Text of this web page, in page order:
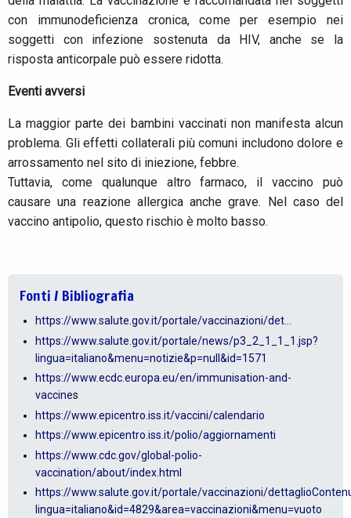
con immunodeficienza cronica, come per esempio nei
soggetti con infezione sostenuta da HIV, anche se la
risposta anticorpale può essere ridotta.
Eventi avversi
La maggior parte dei bambini vaccinati non manifesta alcun
problema. Gli effetti collaterali più comuni includono dolore e
arrossamento nel sito di iniezione, febbre.
Tuttavia, come qualunque altro farmaco, il vaccino può
causare una reazione allergica anche grave. Nel caso del
vaccino antipolio, questo rischio è molto basso.
Fonti / Bibliografia
https://www.salute.gov.it/portale/vaccinazioni/det...
https://www.salute.gov.it/portale/news/p3_2_1_1_1.jsp?
lingua=italiano&menu=notizie&p=null&id=1571
https://www.ecdc.europa.eu/en/immunisation-and-
vaccines
https://www.epicentro.iss.it/vaccini/calendario
https://www.epicentro.iss.it/polio/aggiornamenti
https://www.cdc.gov/global-polio-
vaccination/about/index.html
https://www.salute.gov.it/portale/vaccinazioni/
lingua=italiano&id=4829&area=vaccinazioni&menu=vuoto